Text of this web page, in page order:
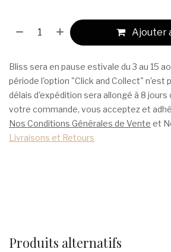
Ajouter
Bliss sera en pause estivale du 3 au 15
période l'option "Click and Collect" n'est
délais d'expédition sera allongé à 8 jours
votre commande, vous acceptez et
Nos Conditions Générales de Vente et
Livraisons et Retours
Produits alternatifs